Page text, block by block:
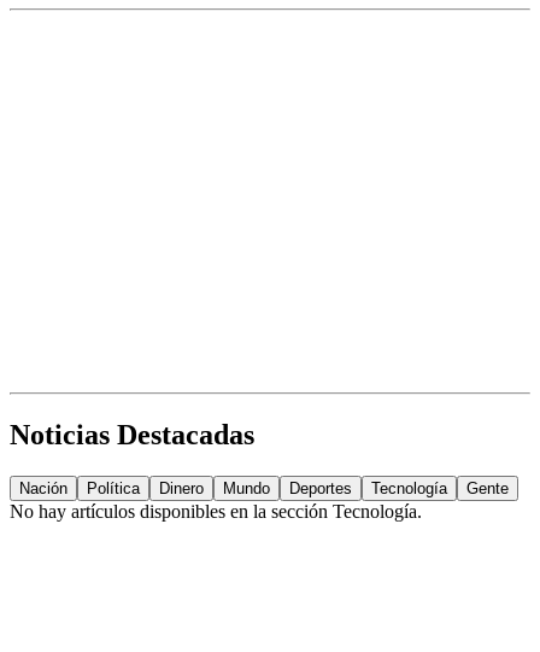
Noticias Destacadas
Nación Política Dinero Mundo Deportes Tecnología Gente
No hay artículos disponibles en la sección Tecnología.